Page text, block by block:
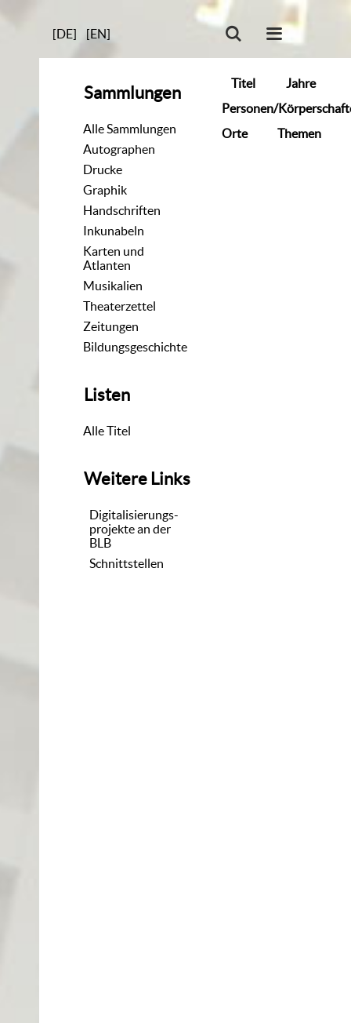
[DE] [EN]
Sammlungen
Alle Sammlungen
Autographen
Drucke
Graphik
Handschriften
Inkunabeln
Karten und
Atlanten
Musikalien
Theaterzettel
Zeitungen
Bildungsgeschichte
Listen
Alle Titel
Weitere Links
Digitalisierungs-
projekte an der
BLB
Schnittstellen
Titel
Jahre
Personen/
Orte
Themen